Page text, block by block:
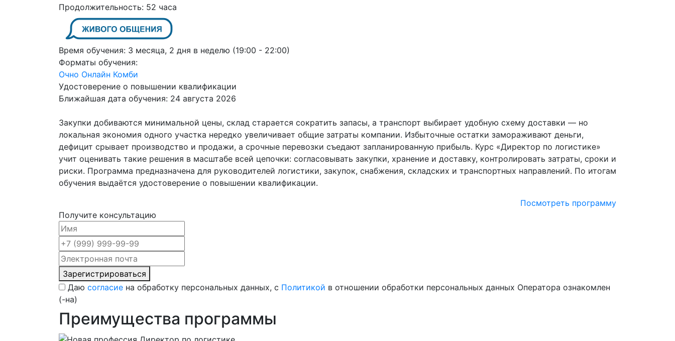
Продолжительность: 52 часа
Время обучения: 3 месяца, 2 дня в неделю (19:00 - 22:00)
Форматы обучения:
Очно Онлайн Комби
Удостоверение о повышении квалификации
Ближайшая дата обучения: 24 августа 2026
Закупки добиваются минимальной цены, склад старается сократить запасы, а транспорт выбирает удобную схему доставки — но
локальная экономия одного участка нередко увеличивает общие затраты компании. Избыточные остатки замораживают деньги,
дефицит срывает производство и продажи, а срочные перевозки съедают запланированную прибыль. Курс «Директор по логистике»
учит оценивать такие решения в масштабе всей цепочки: согласовывать закупки, хранение и доставку, контролировать затраты, сроки и
риски. Программа предназначена для руководителей логистики, закупок, снабжения, складских и транспортных направлений. По итогам
обучения выдаётся удостоверение о повышении квалификации.
Посмотреть программу
Получите консультацию
Зарегистрироваться
Даю согласие на обработку персональных данных, с Политикой в отношении обработки персональных данных Оператора ознакомлен
(-на)
Преимущества программы